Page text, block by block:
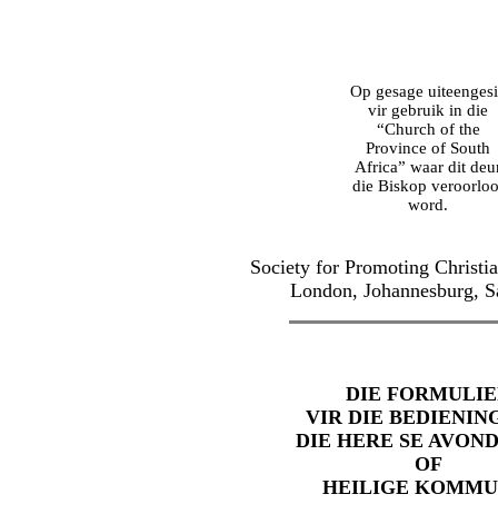
Op gesage
vir gebruik in die
“Church of the
Province of South
Africa” waar dit
die Biskop
word.
Society for Promoting
London, Johannesburg,
DIE
VIR DIE
DIE HERE SE
OF
HEILIGE